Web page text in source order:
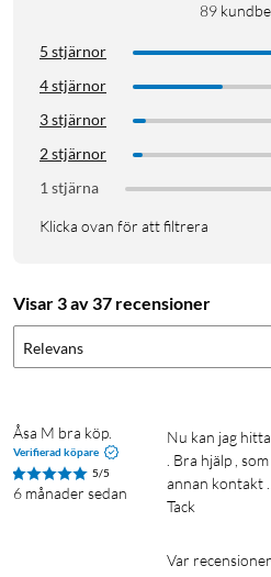
89
5 stjärnor
4 stjärnor
3 stjärnor
2 stjärnor
1 stjärna
Klicka ovan för att filtrera
Visar 3 av 37 recensioner
Relevans
Åsa M bra köp.
Verifierad köpare
5/5
6 månader sedan
Nu kan jag hitta till toan. , även  under natten
. Bra hjälp ,
annan kontakt .
Tack
Var